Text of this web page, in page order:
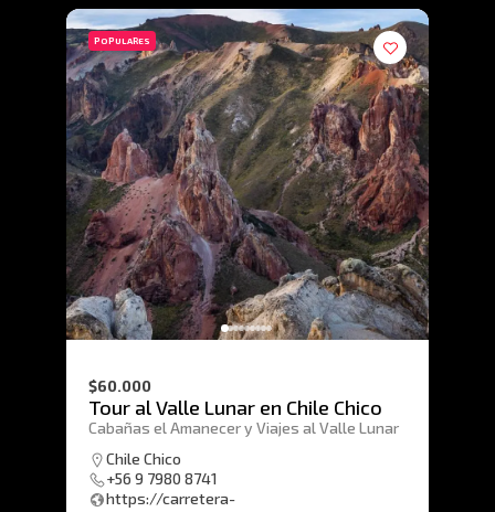
POPULARES
$60.000
Tour al Valle Lunar en Chile Chico
Cabañas el Amanecer y Viajes al Valle Lunar
Chile Chico
+56 9 7980 8741
https://carretera-